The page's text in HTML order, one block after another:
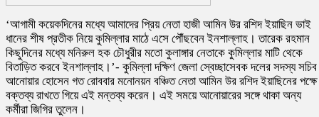
‘আগামী কয়েকদিনের মধ্যে আমাদের প্রিয় নেতা হাজী আমিন উর রশিদ ইয়াছিন ভাই
ধানের শীষ প্রতীক নিয়ে কুমিল্লার মাঠে এসে পৌঁছবেন ইনশাল্লাহ। তারেক রহমান
কিছুদিনের মধ্যে মনিরুল হক চৌধুরীর মতো কুলাঙ্গার নেতাকে কুমিল্লার মাটি থেকে
বিতাড়িত করবে ইনশাল্লাহ।’- কুমিল্লা দক্ষিণ জেলা স্বেচ্ছাসেবক দলের সদস্য সচিব
আনোয়ার হোসেন গত রোববার মনোনয়ন বঞ্চিত নেতা আমিন উর রশিদ ইয়াছিনের পক্ষে
বক্তব্য রাখতে গিয়ে এই মন্তব্য করেন। এই সময়ে আনোয়ারের সঙ্গে থাকা অন্য
কর্মীরা জিগির তুলেন।